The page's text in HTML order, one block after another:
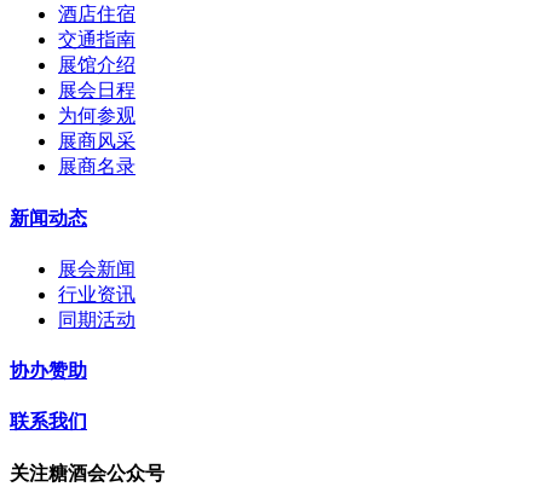
酒店住宿
交通指南
展馆介绍
展会日程
为何参观
展商风采
展商名录
新闻动态
展会新闻
行业资讯
同期活动
协办赞助
联系我们
关注糖酒会公众号